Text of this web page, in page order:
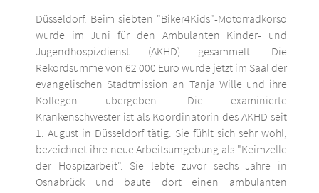
Düsseldorf. Beim siebten "Biker4Kids"-Motorradkorso
wurde im Juni für den Ambulanten Kinder- und
Jugendhospizdienst (AKHD) gesammelt. Die
Rekordsumme von 62 000 Euro wurde jetzt im Saal der
evangelischen Stadtmission an Tanja Wille und ihre
Kollegen übergeben. Die examinierte
Krankenschwester ist als Koordinatorin des AKHD seit
1. August in Düsseldorf tätig. Sie fühlt sich sehr wohl,
bezeichnet ihre neue Arbeitsumgebung als "Keimzelle
der Hospizarbeit". Sie lebte zuvor sechs Jahre in
Osnabrück und baute dort einen ambulanten